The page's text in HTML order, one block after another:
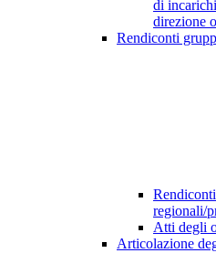
di
direzione
Rendiconti
regionali/
Atti degli
Articolazione